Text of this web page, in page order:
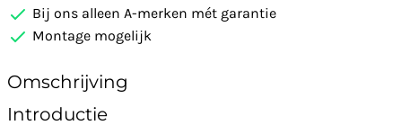
Bij ons alleen A-merken mét garantie
Montage mogelijk
Omschrijving
Introductie